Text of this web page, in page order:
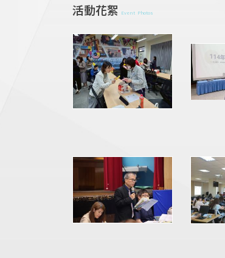
活動花絮 Event Photos